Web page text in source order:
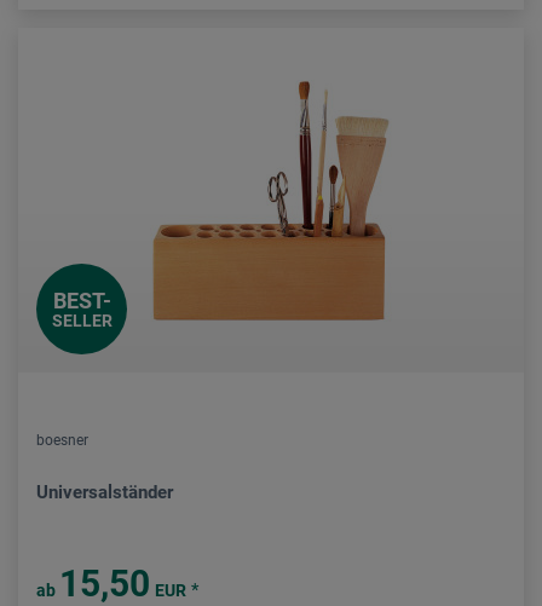
BEST-
SELLER
boesner
Universalständer
ab 15,50 EUR *